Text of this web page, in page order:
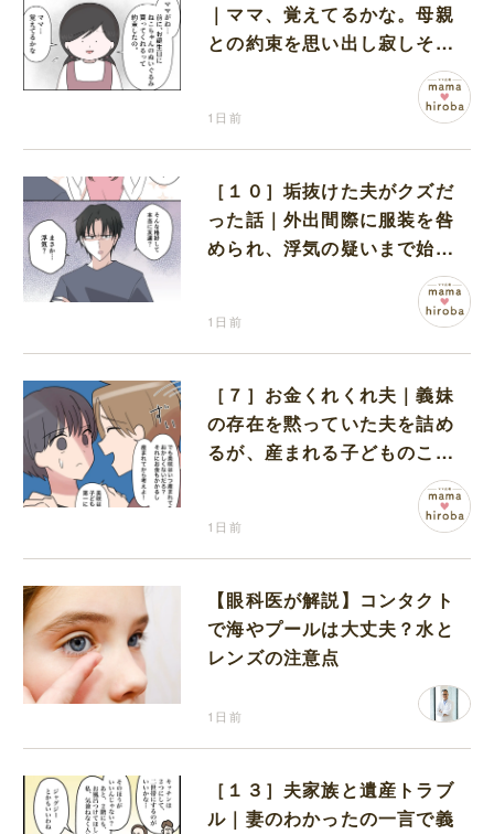
｜ママ、覚えてるかな。母親
との約束を思い出し寂しそう
1日前
［１０］垢抜けた夫がクズだ
った話｜外出間際に服装を咎
められ、浮気の疑いまで始め
1日前
［７］お金くれくれ夫｜義妹
の存在を黙っていた夫を詰め
るが、産まれる子どものこと
を第一に考えてと流される
1日前
【眼科医が解説】コンタクト
で海やプールは大丈夫？水と
レンズの注意点
1日前
［１３］夫家族と遺産トラブ
ル｜妻のわかったの一言で義